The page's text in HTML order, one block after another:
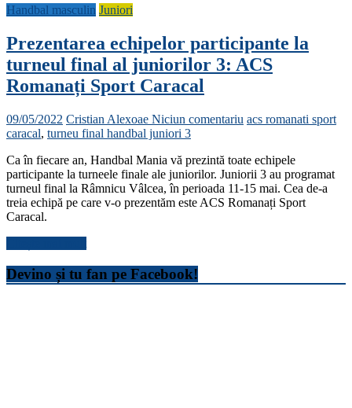
Handbal masculin Juniori
Prezentarea echipelor participante la
turneul final al juniorilor 3: ACS
Romanați Sport Caracal
09/05/2022 Cristian Alexoae Niciun comentariu acs romanati sport
caracal, turneu final handbal juniori 3
Ca în fiecare an, Handbal Mania vă prezintă toate echipele
participante la turneele finale ale juniorilor. Juniorii 3 au programat
turneul final la Râmnicu Vâlcea, în perioada 11-15 mai. Cea de-a
treia echipă pe care v-o prezentăm este ACS Romanați Sport
Caracal.
Devino și tu fan pe Facebook!